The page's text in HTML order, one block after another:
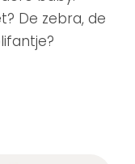
De zebra, de